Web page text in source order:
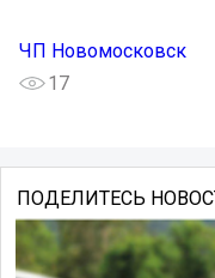
ЧП Новомосковск
17
ПОДЕЛИТЕСЬ